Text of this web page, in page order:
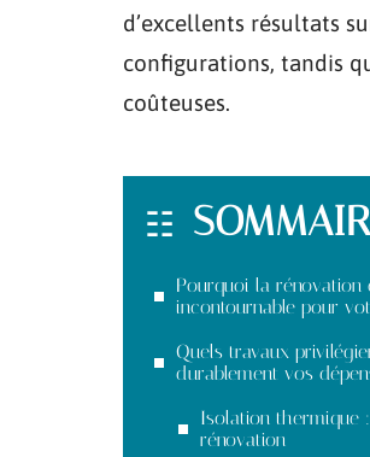
d’excellents résultats
configurations, tandis
coûteuses.
Pourquoi la rénovation
incontournable pour
Quels travaux
durablement vos
Isolation thermique
rénovation